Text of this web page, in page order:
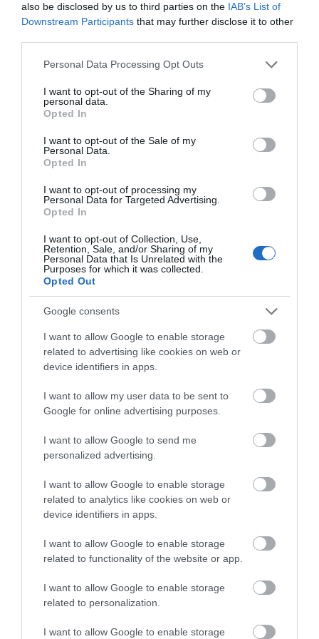
also be disclosed by us to third parties on the IAB’s List of
Downstream Participants that may further disclose it to other
Please note that this website/app uses one or more Google
not limited to your visit or usage behaviour. You may click to
grant or deny consent to Google and its third-party tags to
use your data for below specified purposes in below Google
consent section.
Personal Data Processing Opt Outs
I want to opt-out of the Sharing of my
personal data.
Opted In
I want to opt-out of the Sale of my
Personal Data.
Opted In
I want to opt-out of processing my
Personal Data for Targeted Advertising.
Opted In
I want to opt-out of Collection, Use,
Retention, Sale, and/or Sharing of my
Personal Data that Is Unrelated with the
Purposes for which it was collected.
Opted Out
Google consents
I want to allow Google to enable storage
related to advertising like cookies on web or
device identifiers in apps.
I want to allow my user data to be sent to
Google for online advertising purposes.
I want to allow Google to send me
personalized advertising.
I want to allow Google to enable storage
related to analytics like cookies on web or
device identifiers in apps.
I want to allow Google to enable storage
related to functionality of the website or app.
I want to allow Google to enable storage
related to personalization.
I want to allow Google to enable storage
Διαβάστε όλες τιςειδήσεις για την Εύβοια
Διαβάστε όλες τιςτελευταίες ειδήσεις
για την
TAGS: ΕΘΕΛΟΝΤΕΣ
ΡΟΗ ΕΙΔΗΣΕΩΝ
επιχειρηματία που έφυγε απο
την ζωή
Πάτρα: Θρήνος για μωράκι μόλις 8
ημερών – Νοσηλευόταν στη ΜΕΘ
Νεογνών
Αρχίζουν τα έργα για το νέο
κλειστό γυμναστήριο στην Εύβοια
08.08.2026 | 15:40
Φωτιά στη Βοιωτία: Έκτακτα
μέτρα στήριξης για την εστίαση
ζητά η ΠΣτΕ
08.08.2026 | 15:20
Μεγάλη προσοχή στην Εύβοια:
Σπείρα ανοίγει επιχειρήσεις
08.08.2026 | 15:00
Όμιλος ΔΕΗ: Νέα συμφωνία για
08.08.2026 | 14:40
Σήμερα το μεγαλύτερο πανηγύρι